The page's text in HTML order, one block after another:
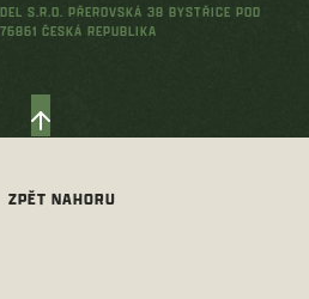
S.R.O. PŘEROVSKÁ 38 BYSTŘICE POD
ČESKÁ REPUBLIKA